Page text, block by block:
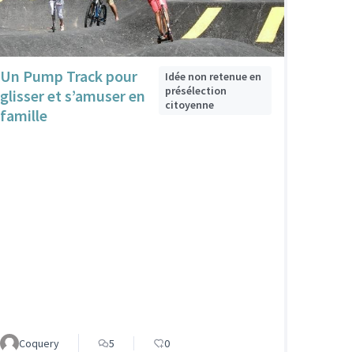
Un Pump Track pour
glisser et s’amuser en
famille
Idée non retenue en
présélection
citoyenne
Coquery 5 0